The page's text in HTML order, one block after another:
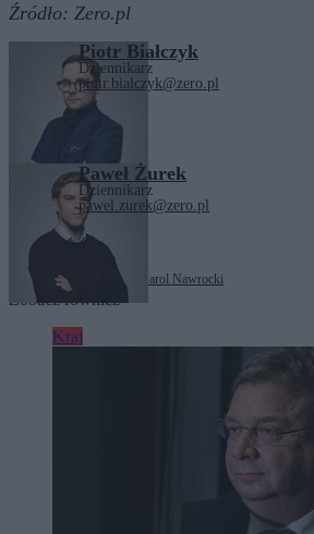
Źródło: Zero.pl
Piotr Białczyk
Dziennikarz
piotr.bialczyk@zero.pl
Paweł Żurek
Dziennikarz
pawel.zurek@zero.pl
Tagi: Andrzej Poczobut Karol Nawrocki
Zobacz również
Kraj